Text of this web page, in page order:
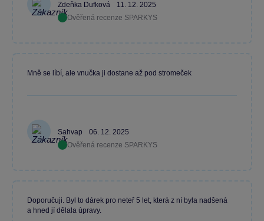
Zdeňka Dufková
11. 12. 2025
Ověřená recenze SPARKYS
Sahvap
06. 12. 2025
Ověřená recenze SPARKYS
Mně se líbí, ale vnučka ji dostane až pod stromeček
Doporučuji. Byl to dárek pro neteř 5 let, která z ní byla nadšená
a hned jí dělala úpravy.